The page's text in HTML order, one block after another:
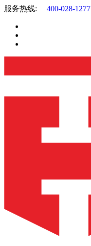
服务热线: 400-028-1277